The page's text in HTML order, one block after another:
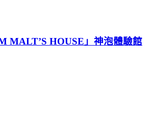
MALT’S HOUSE」神泡體驗館